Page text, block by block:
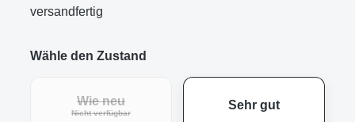
versandfertig
Wähle den Zustand
Wie neu
Nicht verfügbar(Diese Option ist zurzeit nicht verfügbar.)
Sehr gut